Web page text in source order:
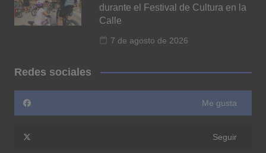
durante el Festival de Cultura en la
Calle
7 de agosto de 2026
Redes sociales
Me gusta
Seguir